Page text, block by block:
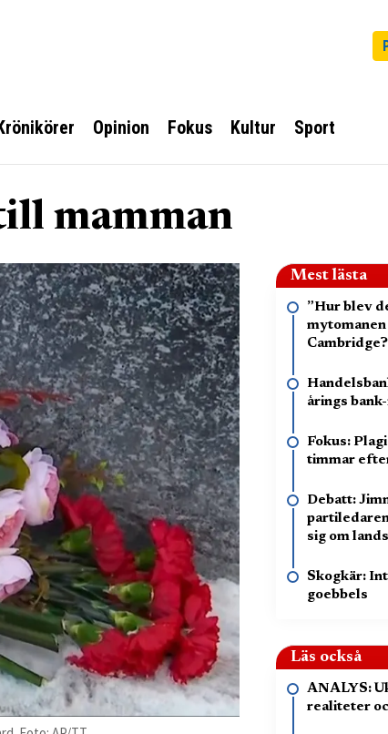
Opinion Fokus Kultur Sport
mamman
Mest lästa
”Hur blev
årings
Fokus:
timmar
Debatt:
sig om
Skogkär:
goebbels
Läs också
ANALYS:
realiteter